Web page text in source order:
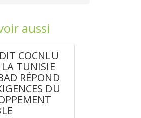
aussi
COCNLU
LA TUNISIE
RÉPOND
DU